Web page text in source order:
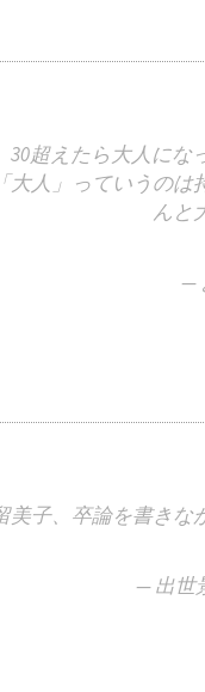
30超えたら大人にな
大人」っていうの
んと
—
美子、卒論を書きな
— 出世